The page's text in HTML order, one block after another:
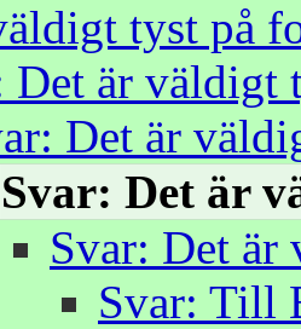
tyst på
Det är väldigt
Det är
Svar: Det är
Svar: Det är
Svar: Till